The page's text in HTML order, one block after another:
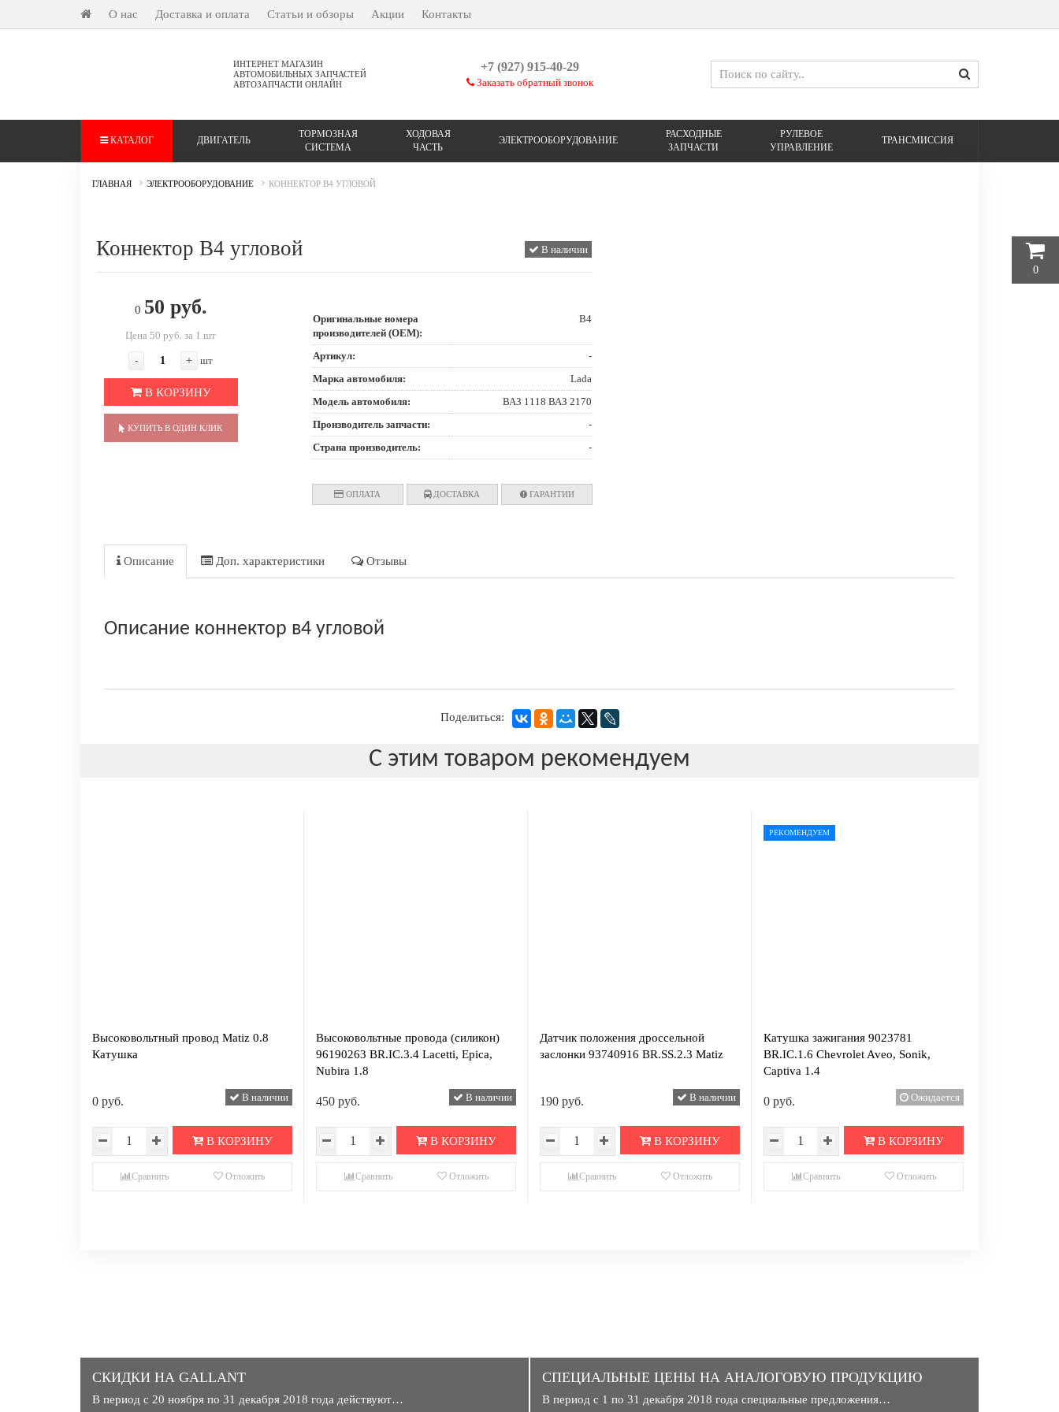
О нас Доставка и оплата Статьи и обзоры Акции Контакты
ИНТЕРНЕТ МАГАЗИН
АВТОМОБИЛЬНЫХ ЗАПЧАСТЕЙ
АВТОЗАПЧАСТИ ОНЛАЙН
+7 (927) 915-40-29
Заказать обратный звонок
КАТАЛОГ ДВИГАТЕЛЬ
ТОРМОЗНАЯ
СИСТЕМА
ХОДОВАЯ
ЧАСТЬ
ЭЛЕКТРООБОРУДОВАНИЕ
РАСХОДНЫЕ
ЗАПЧАСТИ
РУЛЕВОЕ
УПРАВЛЕНИЕ
ТРАНСМИССИЯ
ГЛАВНАЯ ЭЛЕКТРООБОРУДОВАНИЕ КОННЕКТОР В4 УГЛОВОЙ
В наличии
Коннектор В4 угловой
0 50 руб.
Цена 50 руб. за 1 шт
- + шт
В КОРЗИНУ
КУПИТЬ В ОДИН КЛИК
Оригинальные номера
производителей (OEM):
В4
Артикул:
-
Марка автомобиля:
Lada
Модель автомобиля:
ВАЗ 1118 ВАЗ 2170
Производитель запчасти:
-
Страна производитель:
-
ОПЛАТА ДОСТАВКА ГАРАНТИИ
Описание Доп. характеристики Отзывы
Описание коннектор в4 угловой
Поделиться:
С этим товаром рекомендуем
Высоковольтный провод Matiz 0.8
Катушка
0 руб. В наличии
В КОРЗИНУ
Сравнить Отложить
Высоковольтные провода (силикон)
96190263 BR.IC.3.4 Lacetti, Epica,
Nubira 1.8
450 руб. В наличии
В КОРЗИНУ
Сравнить Отложить
Датчик положения дроссельной
заслонки 93740916 BR.SS.2.3 Matiz
190 руб. В наличии
В КОРЗИНУ
Сравнить Отложить
РЕКОМЕНДУЕМ
Катушка зажигания 9023781
BR.IC.1.6 Chevrolet Aveo, Sonik,
Captiva 1.4
0 руб. Ожидается
В КОРЗИНУ
Сравнить Отложить
СКИДКИ НА GALLANT
В период с 20 ноября по 31 декабря 2018 года действуют…
CПЕЦИАЛЬНЫЕ ЦЕНЫ НА АНАЛОГОВУЮ ПРОДУКЦИЮ
В период с 1 по 31 декабря 2018 года специальные предложения…
0